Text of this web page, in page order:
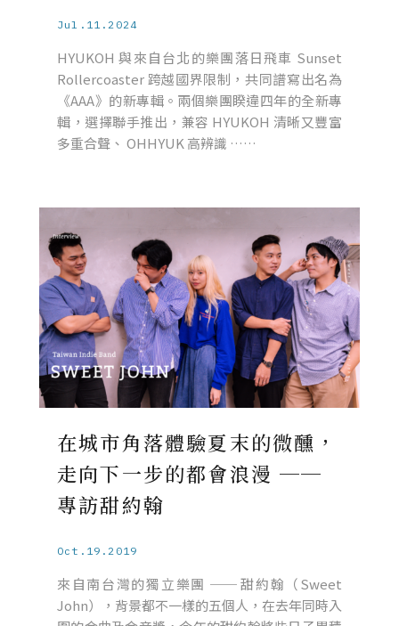
Jul.11.2024
HYUKOH 與來自台北的樂團落日飛車 Sunset
Rollercoaster 跨越國界限制，共同譜寫出名為
《AAA》的新專輯。兩個樂團睽違四年的全新專
輯，選擇聯手推出，兼容 HYUKOH 清晰又豐富
多重合聲、 OHHYUK 高辨識 ……
在城市角落體驗夏末的微醺，
走向下一步的都會浪漫 ──
專訪甜約翰
Oct.19.2019
來自南台灣的獨立樂團 ── 甜約翰（Sweet
John），背景都不一樣的五個人，在去年同時入